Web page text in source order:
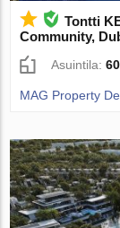
Tontti
Community,
Asuintila:
MAG Property